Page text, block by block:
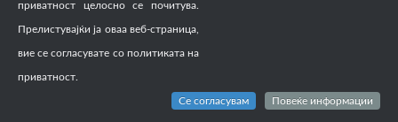
приватност целосно се почитува.
Прелистувајќи ја оваа веб-страница,
вие се согласувате со политиката на
приватност.
Се согласувам Повеќе информации